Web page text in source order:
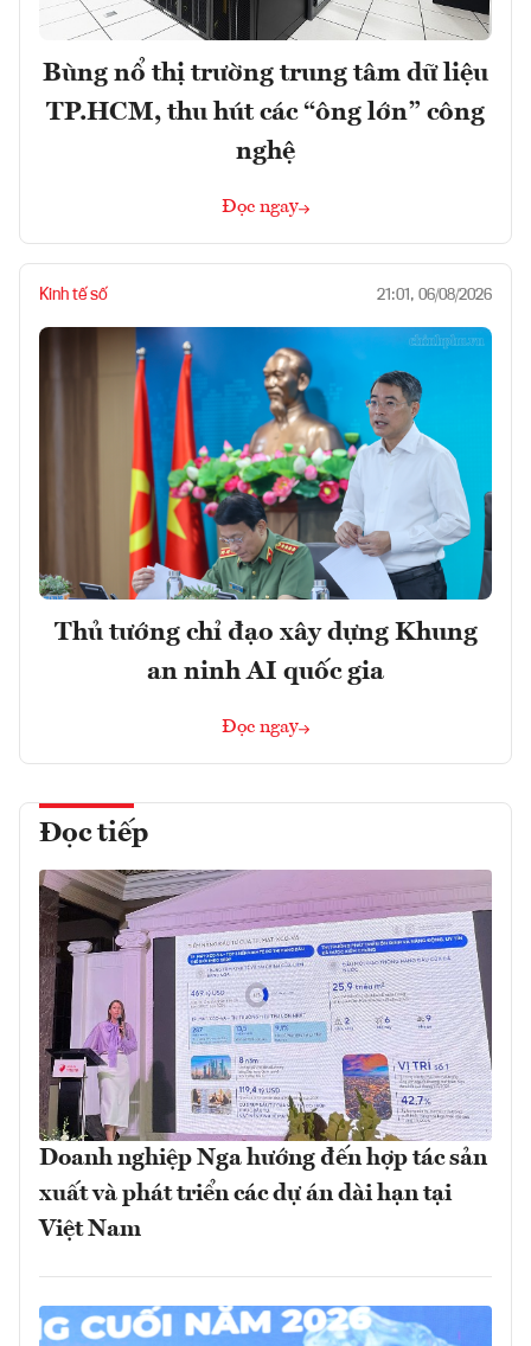
Bùng nổ thị trường trung tâm dữ liệu
TP.HCM, thu hút các “ông lớn” công
nghệ
Đọc ngay
Kinh tế số 21:01, 06/08/2026
Thủ tướng chỉ đạo xây dựng Khung
an ninh AI quốc gia
Đọc ngay
Đọc tiếp
Doanh nghiệp Nga hướng đến hợp tác sản
xuất và phát triển các dự án dài hạn tại
Việt Nam